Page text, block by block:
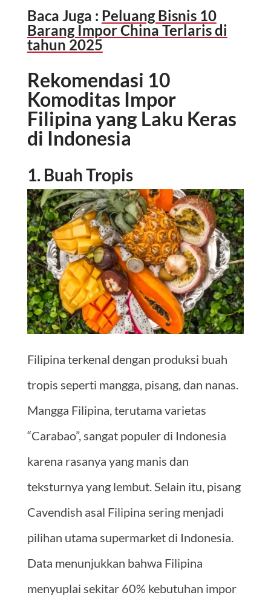
Baca Juga : Peluang Bisnis 10
Barang Impor China Terlaris di
tahun 2025
Rekomendasi 10
Komoditas Impor
Filipina yang Laku Keras
di Indonesia
1. Buah Tropis
Filipina terkenal dengan produksi buah
tropis seperti mangga, pisang, dan nanas.
Mangga Filipina, terutama varietas
“Carabao”, sangat populer di Indonesia
karena rasanya yang manis dan
teksturnya yang lembut. Selain itu, pisang
Cavendish asal Filipina sering menjadi
pilihan utama supermarket di Indonesia.
Data menunjukkan bahwa Filipina
menyuplai sekitar 60% kebutuhan impor